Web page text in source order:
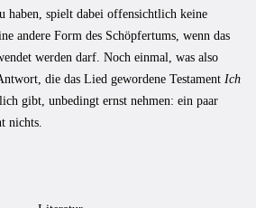
haben, spielt dabei offensichtlich keine
andere Form des Schöpfertums, wenn das
werden darf. Noch einmal, was also
die das Lied gewordene Testament Ich
gibt, unbedingt ernst nehmen: ein paar
nichts.